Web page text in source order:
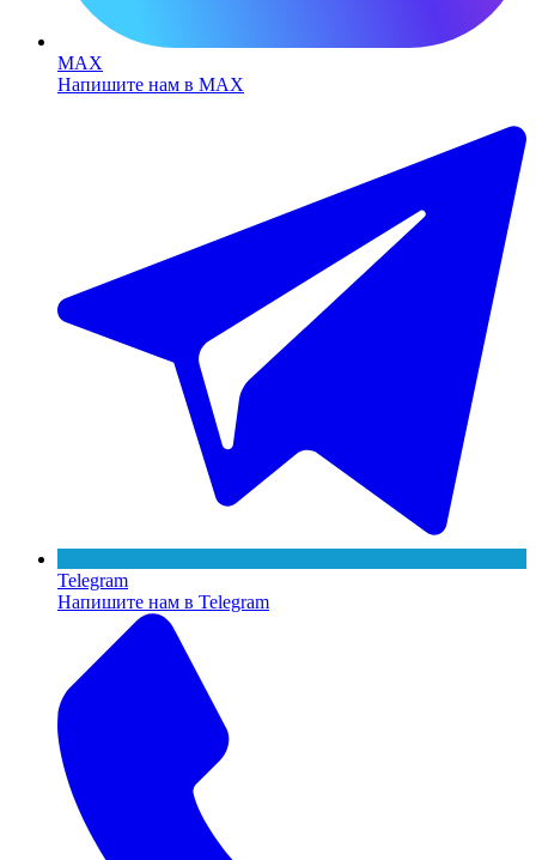
MAX
Напишите нам в MAX
Telegram
Напишите нам в Telegram